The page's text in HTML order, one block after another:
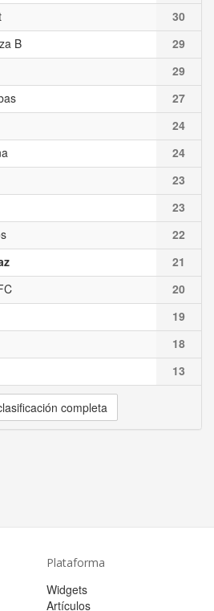
30
B
29
29
27
24
24
23
23
22
21
20
19
18
13
completa
Plataforma
Widgets
Artículos